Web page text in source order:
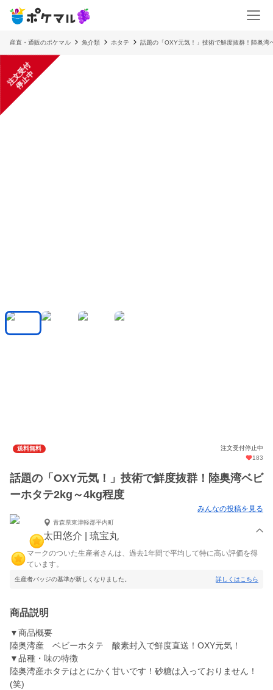
産直・通販のポケマル 魚介類 ホタテ 話題の「OXY元気！」技術で鮮度抜群！陸奥湾
注
文
受
付
停
止
中
送料無料
注文受付停止中
183
話題の「OXY元気！」技術で鮮度抜群！陸奥湾ベビ
ーホタテ2kg～4kg程度
みんなの投稿を見る
青森県東津軽郡平内町
太田悠介 | 琉宝丸
マークのついた生産者さんは、過去1年間で平均して特に高い評価を得
ています。
生産者バッジの基準が新しくなりました。 詳しくはこちら
商品説明
▼商品概要
陸奥湾産 ベビーホタテ 酸素封入で鮮度直送！OXY元気！
▼品種・味の特徴
陸奥湾産ホタテはとにかく甘いです！砂糖は入っておりません！
(笑)